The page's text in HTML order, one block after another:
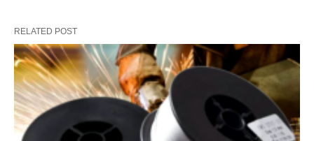
RELATED POST